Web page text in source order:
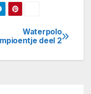
Waterpolo
deel 2